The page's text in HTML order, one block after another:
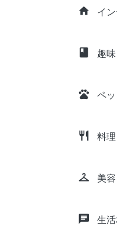
home イ
class 趣
pets ペッ
restaurant 料理
checkroom 美
chat 生